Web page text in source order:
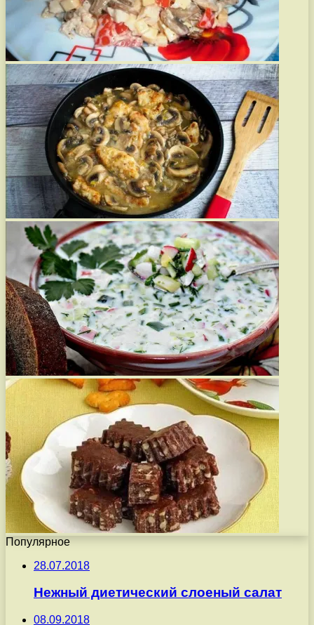
Популярное
28.07.2018
Нежный диетический слоеный салат
08.09.2018